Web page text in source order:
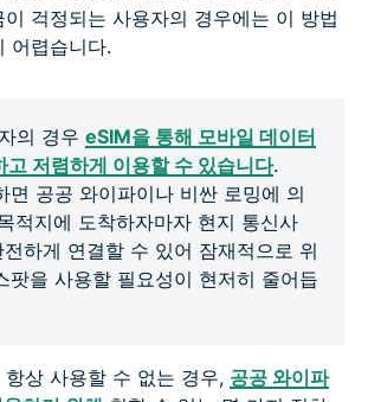
걱정되는 사용자의 경우에는 이 방법
어렵습니다.
의 경우 eSIM을 통해 모바일 데이터
고 저렴하게 이용할 수 있습니다.
면 공공 와이파이나 비싼 로밍에 의
적지에 도착하자마자 현지 통신사
하게 연결할 수 있어 잠재적으로 위
팟을 사용할 필요성이 현저히 줄어듭
항상 사용할 수 없는 경우, 공공 와이파